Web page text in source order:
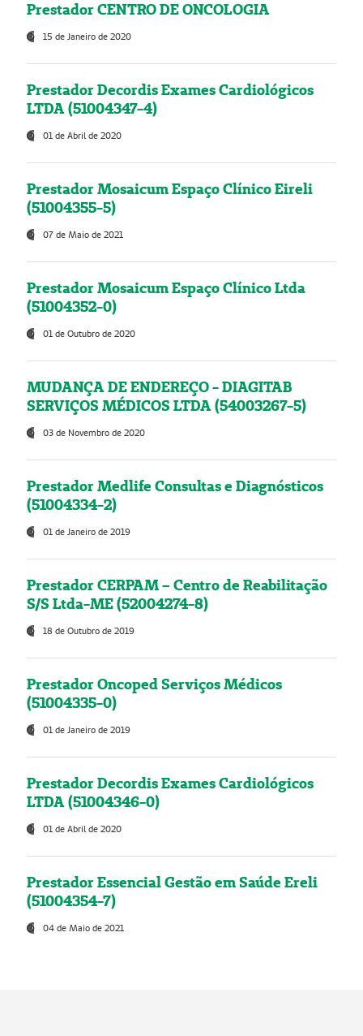
Prestador CENTRO DE ONCOLOGIA
15 de Janeiro de 2020
Prestador Decordis Exames Cardiológicos
LTDA (51004347-4)
01 de Abril de 2020
Prestador Mosaicum Espaço Clínico Eireli
(51004355-5)
07 de Maio de 2021
Prestador Mosaicum Espaço Clínico Ltda
(51004352-0)
01 de Outubro de 2020
MUDANÇA DE ENDEREÇO - DIAGITAB
SERVIÇOS MÉDICOS LTDA (54003267-5)
03 de Novembro de 2020
Prestador Medlife Consultas e Diagnósticos
(51004334-2)
01 de Janeiro de 2019
Prestador CERPAM – Centro de Reabilitação
S/S Ltda-ME (52004274-8)
18 de Outubro de 2019
Prestador Oncoped Serviços Médicos
(51004335-0)
01 de Janeiro de 2019
Prestador Decordis Exames Cardiológicos
LTDA (51004346-0)
01 de Abril de 2020
Prestador Essencial Gestão em Saúde Ereli
(51004354-7)
04 de Maio de 2021